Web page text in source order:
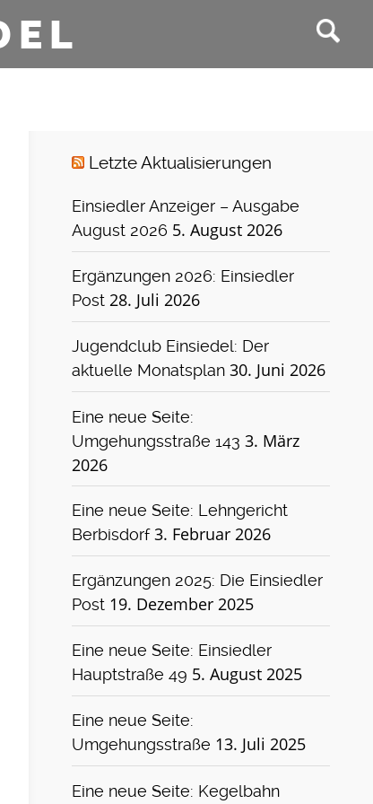
Letzte Aktualisierungen
Einsiedler Anzeiger – Ausgabe
August 2026 5. August 2026
Ergänzungen 2026: Einsiedler
Post 28. Juli 2026
Jugendclub Einsiedel: Der
aktuelle Monatsplan 30. Juni 2026
Eine neue Seite:
Umgehungsstraße 143 3. März
2026
Eine neue Seite: Lehngericht
Berbisdorf 3. Februar 2026
Ergänzungen 2025: Die Einsiedler
Post 19. Dezember 2025
Eine neue Seite: Einsiedler
Hauptstraße 49 5. August 2025
Eine neue Seite:
Umgehungsstraße 13. Juli 2025
Eine neue Seite: Kegelbahn